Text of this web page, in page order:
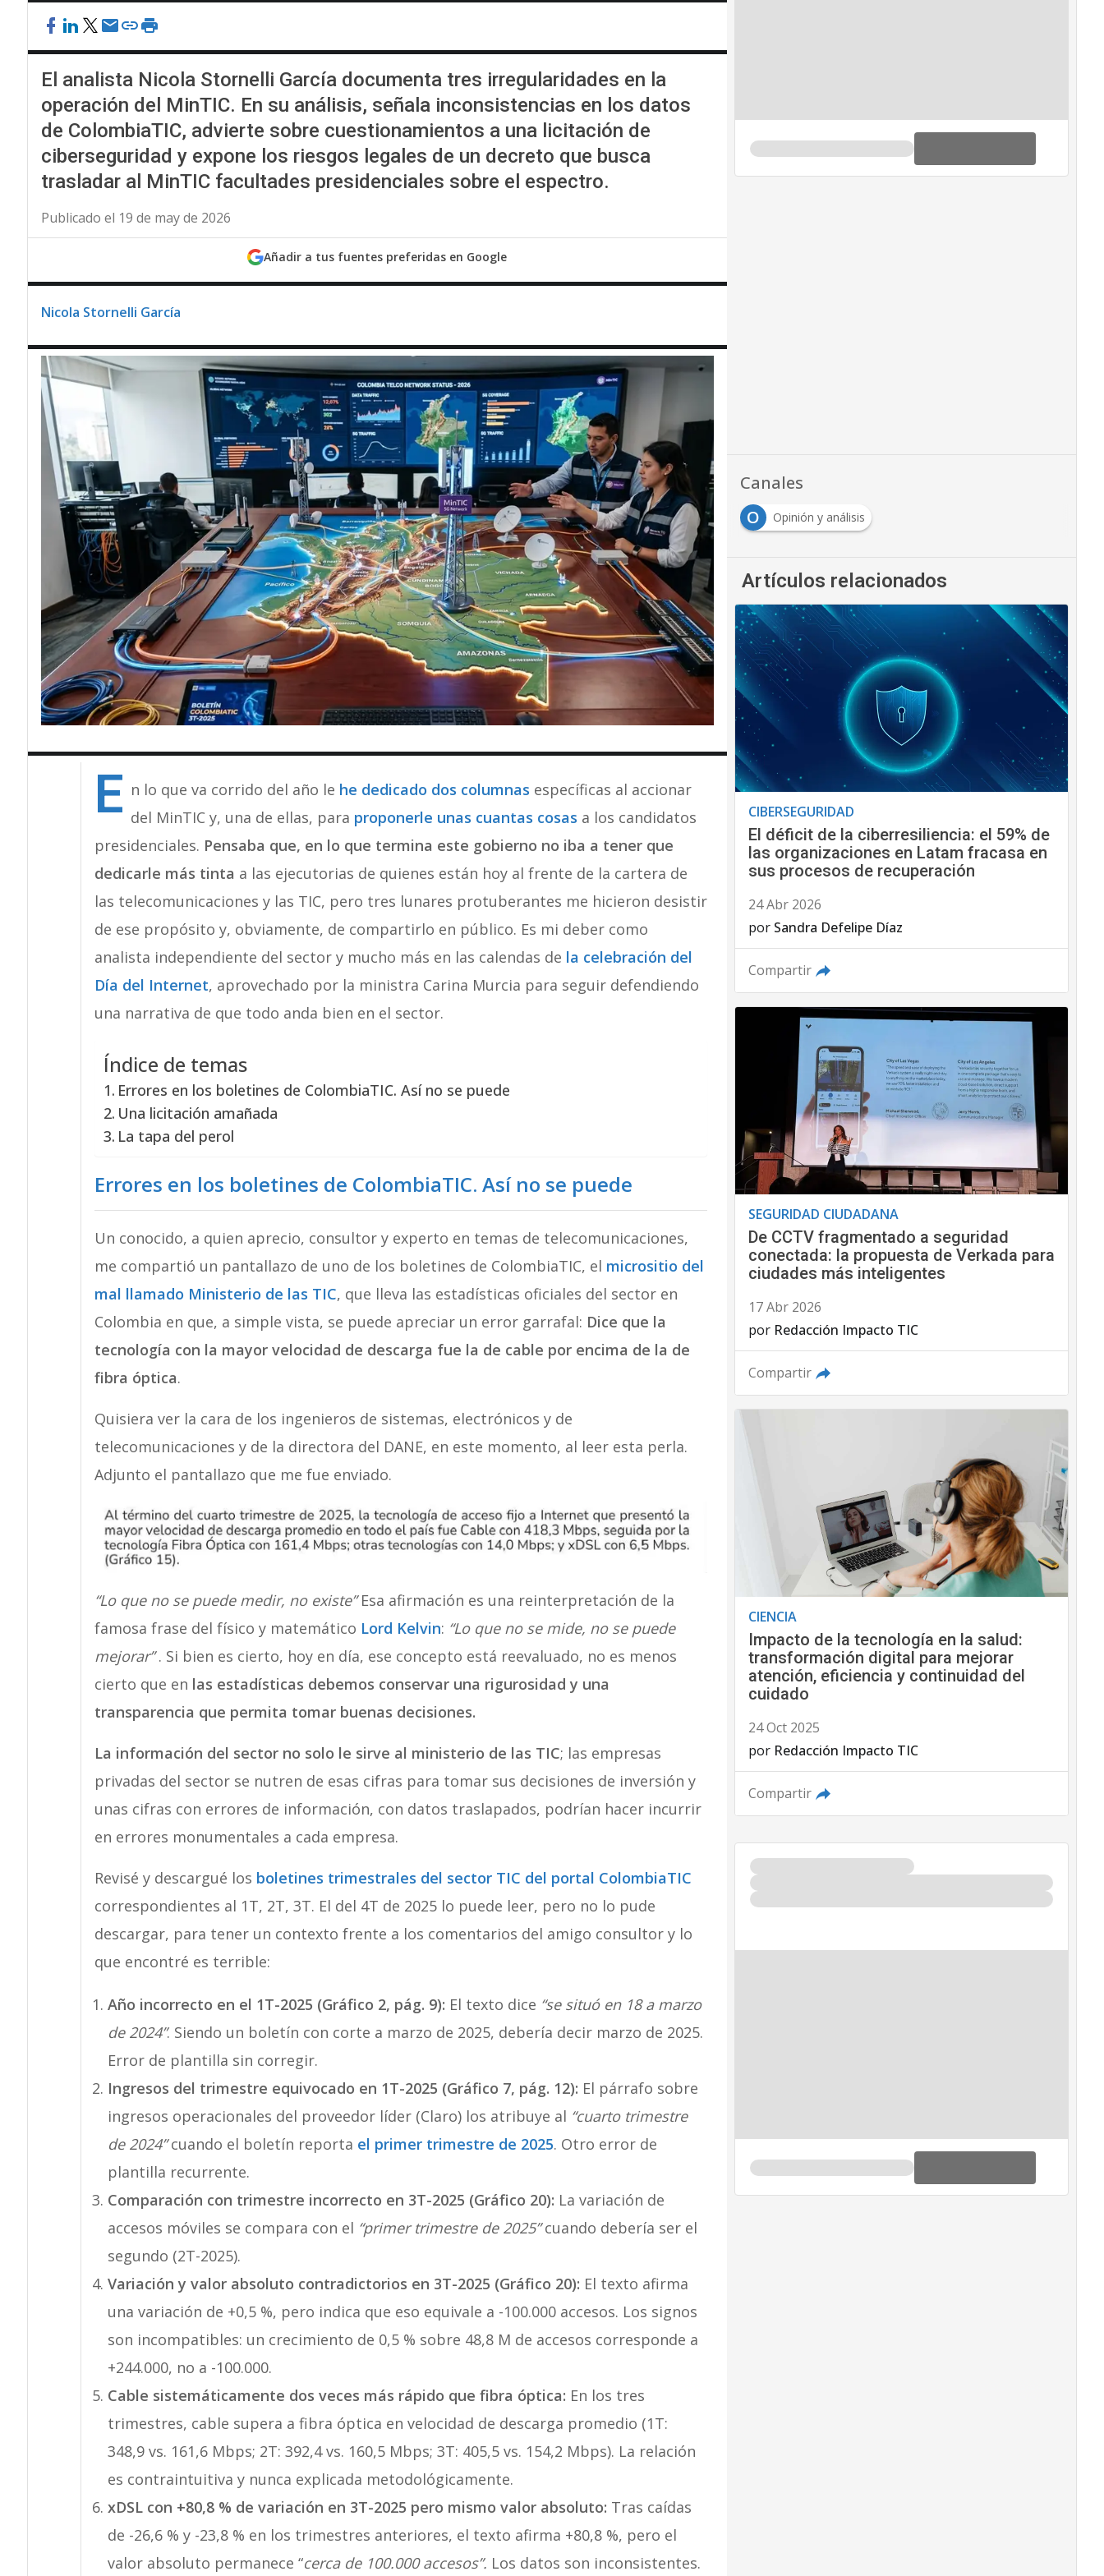
El analista Nicola Stornelli García documenta tres irregularidades en la
operación del MinTIC. En su análisis, señala inconsistencias en los datos
de ColombiaTIC, advierte sobre cuestionamientos a una licitación de
ciberseguridad y expone los riesgos legales de un decreto que busca
trasladar al MinTIC facultades presidenciales sobre el espectro.
Publicado el 19 de may de 2026
Añadir a tus fuentes preferidas en Google
Nicola Stornelli García
E n lo que va corrido del año le he dedicado dos columnas específicas al accionar
del MinTIC y, una de ellas, para proponerle unas cuantas cosas a los candidatos
presidenciales. Pensaba que, en lo que termina este gobierno no iba a tener que
dedicarle más tinta a las ejecutorias de quienes están hoy al frente de la cartera de
las telecomunicaciones y las TIC, pero tres lunares protuberantes me hicieron desistir
de ese propósito y, obviamente, de compartirlo en público. Es mi deber como
analista independiente del sector y mucho más en las calendas de la celebración del
Día del Internet, aprovechado por la ministra Carina Murcia para seguir defendiendo
una narrativa de que todo anda bien en el sector.
Índice de temas
Errores en los boletines de ColombiaTIC. Así no se puede
Una licitación amañada
La tapa del perol
Errores en los boletines de ColombiaTIC. Así no se puede
Un conocido, a quien aprecio, consultor y experto en temas de telecomunicaciones,
me compartió un pantallazo de uno de los boletines de ColombiaTIC, el micrositio del
mal llamado Ministerio de las TIC, que lleva las estadísticas oficiales del sector en
Colombia en que, a simple vista, se puede apreciar un error garrafal: Dice que la
tecnología con la mayor velocidad de descarga fue la de cable por encima de la de
fibra óptica.
Quisiera ver la cara de los ingenieros de sistemas, electrónicos y de
telecomunicaciones y de la directora del DANE, en este momento, al leer esta perla.
Adjunto el pantallazo que me fue enviado.
“Lo que no se puede medir, no existe”Esa afirmación es una reinterpretación de la
famosa frase del físico y matemático Lord Kelvin: “Lo que no se mide, no se puede
mejorar”. Si bien es cierto, hoy en día, ese concepto está reevaluado, no es menos
cierto que en las estadísticas debemos conservar una rigurosidad y una
transparencia que permita tomar buenas decisiones.
La información del sector no solo le sirve al ministerio de las TIC; las empresas
privadas del sector se nutren de esas cifras para tomar sus decisiones de inversión y
unas cifras con errores de información, con datos traslapados, podrían hacer incurrir
en errores monumentales a cada empresa.
Revisé y descargué los boletines trimestrales del sector TIC del portal ColombiaTIC
correspondientes al 1T, 2T, 3T. El del 4T de 2025 lo puede leer, pero no lo pude
descargar, para tener un contexto frente a los comentarios del amigo consultor y lo
que encontré es terrible:
Año incorrecto en el 1T-2025 (Gráfico 2, pág. 9): El texto dice “se situó en 18 a marzo
de 2024”. Siendo un boletín con corte a marzo de 2025, debería decir marzo de 2025.
Error de plantilla sin corregir.
Ingresos del trimestre equivocado en 1T-2025 (Gráfico 7, pág. 12): El párrafo sobre
ingresos operacionales del proveedor líder (Claro) los atribuye al “cuarto trimestre
de 2024”cuando el boletín reporta el primer trimestre de 2025. Otro error de
plantilla recurrente.
Comparación con trimestre incorrecto en 3T-2025 (Gráfico 20): La variación de
accesos móviles se compara con el “primer trimestre de 2025”cuando debería ser el
segundo (2T-2025).
Variación y valor absoluto contradictorios en 3T-2025 (Gráfico 20): El texto afirma
una variación de +0,5 %, pero indica que eso equivale a -100.000 accesos. Los signos
son incompatibles: un crecimiento de 0,5 % sobre 48,8 M de accesos corresponde a
+244.000, no a -100.000.
Cable sistemáticamente dos veces más rápido que fibra óptica: En los tres
trimestres, cable supera a fibra óptica en velocidad de descarga promedio (1T:
348,9 vs. 161,6 Mbps; 2T: 392,4 vs. 160,5 Mbps; 3T: 405,5 vs. 154,2 Mbps). La relación
es contraintuitiva y nunca explicada metodológicamente.
xDSL con +80,8 % de variación en 3T-2025 pero mismo valor absoluto: Tras caídas
de -26,6 % y -23,8 % en los trimestres anteriores, el texto afirma +80,8 %, pero el
valor absoluto permanece “cerca de 100.000 accesos”. Los datos son inconsistentes.
Canales
O
Opinión y análisis
Artículos relacionados
CIBERSEGURIDAD
El déficit de la ciberresiliencia: el 59% de
las organizaciones en Latam fracasa en
sus procesos de recuperación
24 Abr 2026
por Sandra Defelipe Díaz
Compartir
SEGURIDAD CIUDADANA
De CCTV fragmentado a seguridad
conectada: la propuesta de Verkada para
ciudades más inteligentes
17 Abr 2026
por Redacción Impacto TIC
Compartir
CIENCIA
Impacto de la tecnología en la salud:
transformación digital para mejorar
atención, eficiencia y continuidad del
cuidado
24 Oct 2025
por Redacción Impacto TIC
Compartir